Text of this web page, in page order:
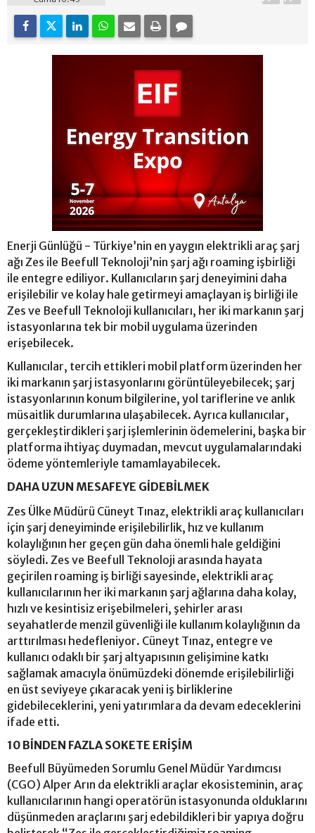
Enerji Günlüğü - Türkiye’nin en yaygın elektrikli araç şarj
ağı Zes ile Beefull Teknoloji’nin şarj ağı roaming işbirliği
ile entegre ediliyor. Kullanıcıların şarj deneyimini daha
erişilebilir ve kolay hale getirmeyi amaçlayan iş birliği ile
Zes ve Beefull Teknoloji kullanıcıları, her iki markanın şarj
istasyonlarına tek bir mobil uygulama üzerinden
erişebilecek.
Kullanıcılar, tercih ettikleri mobil platform üzerinden her
iki markanın şarj istasyonlarını görüntüleyebilecek; şarj
istasyonlarının konum bilgilerine, yol tariflerine ve anlık
müsaitlik durumlarına ulaşabilecek. Ayrıca kullanıcılar,
gerçekleştirdikleri şarj işlemlerinin ödemelerini, başka bir
platforma ihtiyaç duymadan, mevcut uygulamalarındaki
ödeme yöntemleriyle tamamlayabilecek.
DAHA UZUN MESAFEYE GİDEBİLMEK
Zes Ülke Müdürü Cüneyt Tınaz, elektrikli araç kullanıcıları
için şarj deneyiminde erişilebilirlik, hız ve kullanım
kolaylığının her geçen gün daha önemli hale geldiğini
söyledi. Zes ve Beefull Teknoloji arasında hayata
geçirilen roaming iş birliği sayesinde, elektrikli araç
kullanıcılarının her iki markanın şarj ağlarına daha kolay,
hızlı ve kesintisiz erişebilmeleri, şehirler arası
seyahatlerde menzil güvenliği ile kullanım kolaylığının da
arttırılması hedefleniyor. Cüneyt Tınaz, entegre ve
kullanıcı odaklı bir şarj altyapısının gelişimine katkı
sağlamak amacıyla önümüzdeki dönemde erişilebilirliği
en üst seviyeye çıkaracak yeni iş birliklerine
gidebileceklerini, yeni yatırımlara da devam edeceklerini
ifade etti.
10 BİNDEN FAZLA SOKETE ERİŞİM
Beefull Büyümeden Sorumlu Genel Müdür Yardımcısı
(CGO) Alper Arın da elektrikli araçlar ekosisteminin, araç
kullanıcılarının hangi operatörün istasyonunda olduklarını
düşünmeden araçlarını şarj edebildikleri bir yapıya doğru